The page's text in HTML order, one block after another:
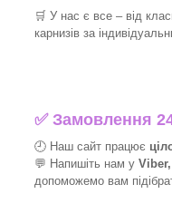
🛒 У нас є все – від
карнизів за
✅Замовлення
🕘 Наш сайт працює
💬 Напишіть нам у
допоможемо вам